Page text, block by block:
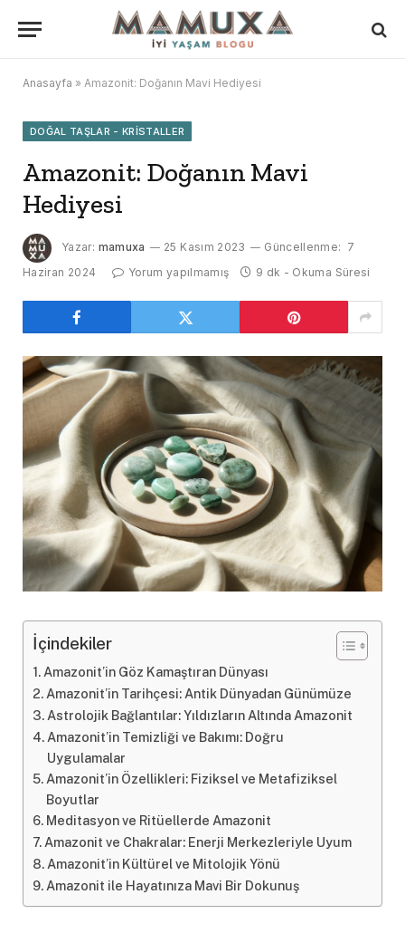
Anasayfa » Amazonit: Doğanın Mavi Hediyesi
DOĞAL TAŞLAR - KRISTALLER
Amazonit: Doğanın Mavi
Hediyesi
Yazar: mamuxa 25 Kasım 2023 Güncellenme: 7
Haziran 2024
Yorum yapılmamış 9 dk - Okuma Süresi
İçindekiler
Amazonit’in Göz Kamaştıran Dünyası
Amazonit’in Tarihçesi: Antik Dünyadan Günümüze
Astrolojik Bağlantılar: Yıldızların Altında Amazonit
Amazonit’in Temizliği ve Bakımı: Doğru
Uygulamalar
Amazonit’in Özellikleri: Fiziksel ve Metafiziksel
Boyutlar
Meditasyon ve Ritüellerde Amazonit
Amazonit ve Chakralar: Enerji Merkezleriyle Uyum
Amazonit’in Kültürel ve Mitolojik Yönü
Amazonit ile Hayatınıza Mavi Bir Dokunuş